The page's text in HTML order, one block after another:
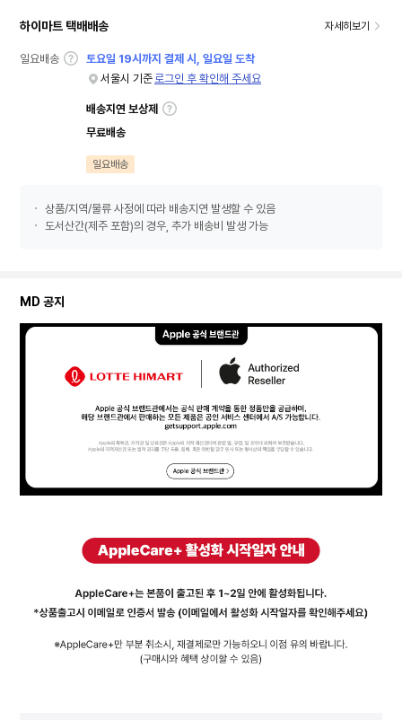
하이마트 택배배송 자세히보기
일요배송
토요일 19시까지 결제 시, 일요일 도착
서울시 기준로그인 후 확인해 주세요
배송지연 보상제
무료배송
일요배송
상품/지역/물류 사정에 따라 배송지연 발생할 수 있음
도서산간(제주 포함)의 경우, 추가 배송비 발생 가능
MD 공지